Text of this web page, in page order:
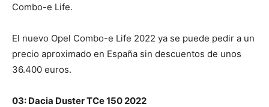
Combo-e Life.
El nuevo Opel Combo-e Life 2022 ya se puede pedir a un
precio aproximado en España sin descuentos de unos
36.400 euros.
03: Dacia Duster TCe 150 2022